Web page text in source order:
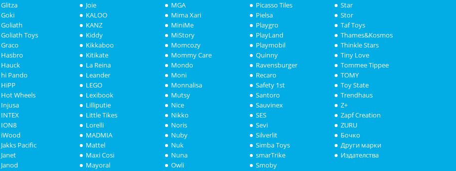
Glitza
Goki
Goliath
Goliath Toys
Graco
Hasbro
Hauck
hi Pando
HiPP
Hot Wheels
Injusa
INTEX
ION8
iWood
Jakks Pacific
Janet
Janod
Joie
KALOO
KANZ
Kiddy
Kikkaboo
Kitikate
La Reina
Leander
LEGO
Lexibook
Lilliputie
Little Tikes
Lorelli
MADMIA
Mattel
Maxi Cosi
Mayoral
MGA
Mima Xari
MiniMe
MiStory
Momcozy
Mommy Care
Mondo
Moni
Monnalisa
Mutsy
Nice
Nikko
Noris
Nuby
Nuk
Nuna
Owli
Picasso Tiles
Pielsa
Playgro
PlayLand
Playmobil
Quinny
Ravensburger
Recaro
Safety 1st
Santoro
Sauvinex
SES
Sevi
Silverlit
Simba Toys
smarTrike
Smoby
Star
Stor
Taf Toys
Thames&Kosmos
Thinkle Stars
Tiny Love
Tommee Tippee
TOMY
Toy State
Trendhaus
Z+
Zapf Creation
ZURU
Бочко
Други марки
Издателства